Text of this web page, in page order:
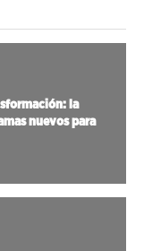
la
nuevos para